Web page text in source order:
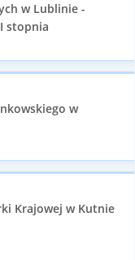
w Lublinie -
stopnia
w
Krajowej w Kutnie